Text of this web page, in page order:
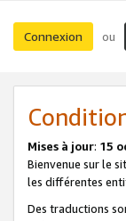
Connexion ou
Mises à jour: 15
Bienvenue sur le
les différentes
Des traductions